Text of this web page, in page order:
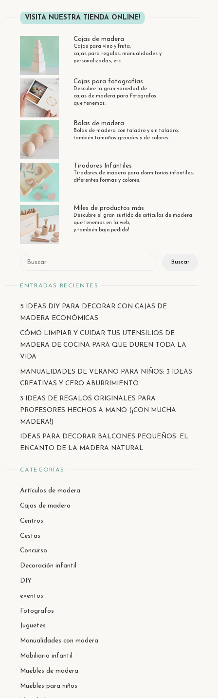
VISITA NUESTRA TIENDA ONLINE!
Cajas de madera
Cajas para vino y fruta,
cajas para regalos, manualidades y
personalizadas, etc..
Cajas para fotografías
Descubre la gran variedad de
cajas de madera para Fotógrafos
que tenemos.
Bolas de madera
Bolas de madera con taladro y sin taladro,
también tamaños grandes y de colores
Tiradores Infantiles
Tiradores de madera para dormitorios infantiles,
diferentes formas y colores.
Miles de productos más
Descubre el gran surtido de artículos de madera
que tenemos en la web,
y también bajo pedido!
Buscar
Buscar
ENTRADAS RECIENTES
5 IDEAS DIY PARA DECORAR CON CAJAS DE
MADERA ECONÓMICAS
CÓMO LIMPIAR Y CUIDAR TUS UTENSILIOS DE
MADERA DE COCINA PARA QUE DUREN TODA LA
VIDA
MANUALIDADES DE VERANO PARA NIÑOS: 3 IDEAS
CREATIVAS Y CERO ABURRIMIENTO
3 IDEAS DE REGALOS ORIGINALES PARA
PROFESORES HECHOS A MANO (¡CON MUCHA
MADERA!)
IDEAS PARA DECORAR BALCONES PEQUEÑOS: EL
ENCANTO DE LA MADERA NATURAL
CATEGORÍAS
Artículos de madera
Cajas de madera
Centros
Cestas
Concurso
Decoración infantil
DIY
eventos
Fotografos
Juguetes
Manualidades con madera
Mobiliario infantil
Muebles de madera
Muebles para niños